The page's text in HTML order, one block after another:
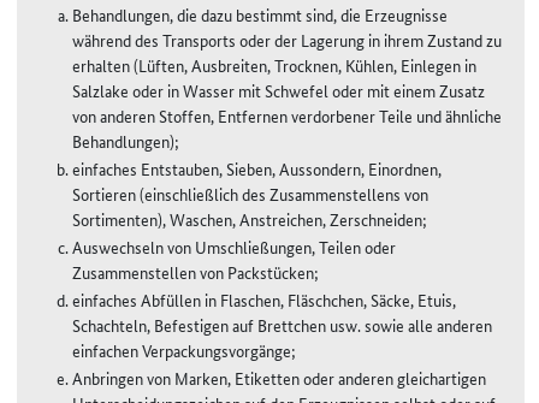
Behandlungen, die dazu bestimmt sind, die Erzeugnisse
während des Transports oder der Lagerung in ihrem Zustand zu
erhalten (Lüften, Ausbreiten, Trocknen, Kühlen, Einlegen in
Salzlake oder in Wasser mit Schwefel oder mit einem Zusatz
von anderen Stoffen, Entfernen verdorbener Teile und ähnliche
Behandlungen);
einfaches Entstauben, Sieben, Aussondern, Einordnen,
Sortieren (einschließlich des Zusammenstellens von
Sortimenten), Waschen, Anstreichen, Zerschneiden;
Auswechseln von Umschließungen, Teilen oder
Zusammenstellen von Packstücken;
einfaches Abfüllen in Flaschen, Fläschchen, Säcke, Etuis,
Schachteln, Befestigen auf Brettchen usw. sowie alle anderen
einfachen Verpackungsvorgänge;
Anbringen von Marken, Etiketten oder anderen gleichartigen